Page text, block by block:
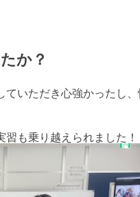
か？
いただき心強かったし、
も乗り越えられました！